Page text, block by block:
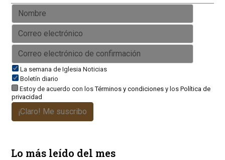
La semana de Iglesia Noticias
Boletín diario
Estoy de acuerdo con losTérminos y condicionesy los Política de
privacidad
¡Claro! Me suscribo
Lo más leído del mes